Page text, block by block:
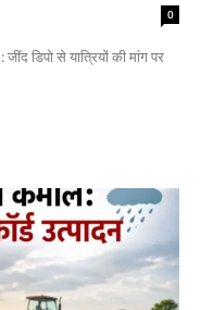
0
डिपो से यात्रियों की मांग पर